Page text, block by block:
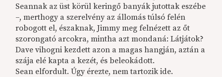
Seannak az üst körül keringő banyák jutottak eszébe
–, merthogy a szerelvény az állomás túlsó felén
robogott el, északnak, Jimmy meg felnézett az őt
szorongató arcokra, mintha azt mondaná: Látjátok?
Dave vihogni kezdett azon a magas hangján, aztán a
szája elé kapta a kezét, és beleokádott.
Sean elfordult. Úgy érezte, nem tartozik ide.